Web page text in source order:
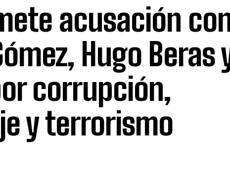
acusación
Hugo Beras
corrupción,
y terrorismo